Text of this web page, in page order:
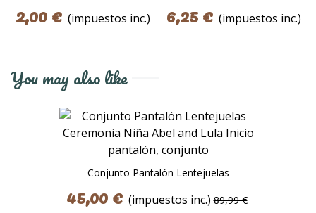
2,00 € (impuestos inc.) 6,25 € (impuestos inc.)
You may also like
Conjunto Pantalón Lentejuelas
45,00 € (impuestos inc.) 89,99 €